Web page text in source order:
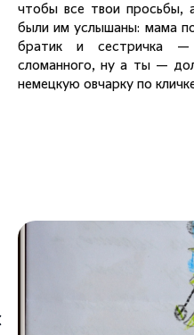
чтобы все твои просьбы,
были им услышаны: мама
братик и сестричка —
сломанного, ну а ты —
немецкую овчарку по